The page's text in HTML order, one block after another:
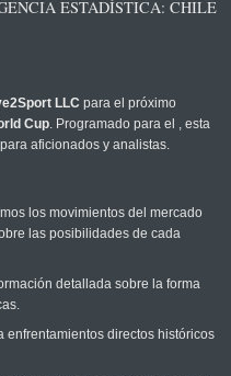
ESTADÍSTICA: CHILE
LLC para el próximo
Cup. Programado para el , esta
aficionados y analistas.
los movimientos del mercado
las posibilidades de cada
detallada sobre la forma
enfrentamientos directos históricos